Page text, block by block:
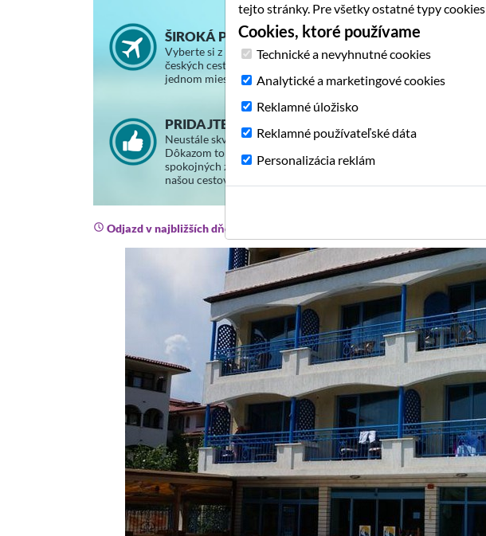
ŠIROKÁ PONUKA ZÁJAZDOV
Vyberte si z ponuky slovenských a
českých cestovných kancelárií na
jednom mieste.
PRIDAJTE SA K SPOKOJNÝM
Neustále skvalitňujeme svoje služby.
Dôkazom toho je stále väčší počet
spokojných zákazníkov, ktorí cestujú s
našou cestovnou agentúrou.
Odjazd v najbližších dňoch
tejto stránky. Pre všetky ostatné typy
Cookies, ktoré používame
Technické a nevyhnutné cookies
Analytické a marketingové cookies
Reklamné úložisko
Reklamné používateľské dáta
Personalizácia reklám